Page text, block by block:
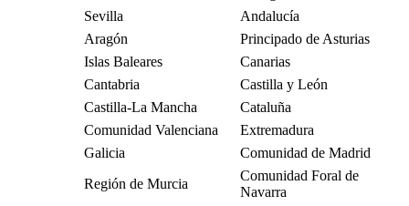
Sevilla
Andalucía
Aragón
Principado de Asturias
Islas Baleares
Canarias
Cantabria
Castilla y León
Castilla-La Mancha
Cataluña
Comunidad Valenciana
Extremadura
Galicia
Comunidad de Madrid
Región de Murcia
Comunidad Foral de
Navarra